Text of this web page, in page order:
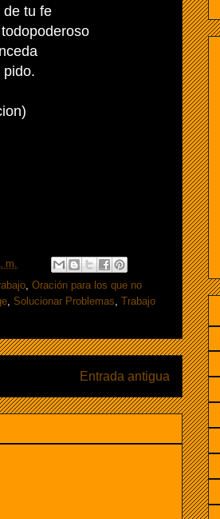
de tu fe
pido.
m.
, Oración para los que no
, Solucionar Problemas, Trabajo
Entrada antigua